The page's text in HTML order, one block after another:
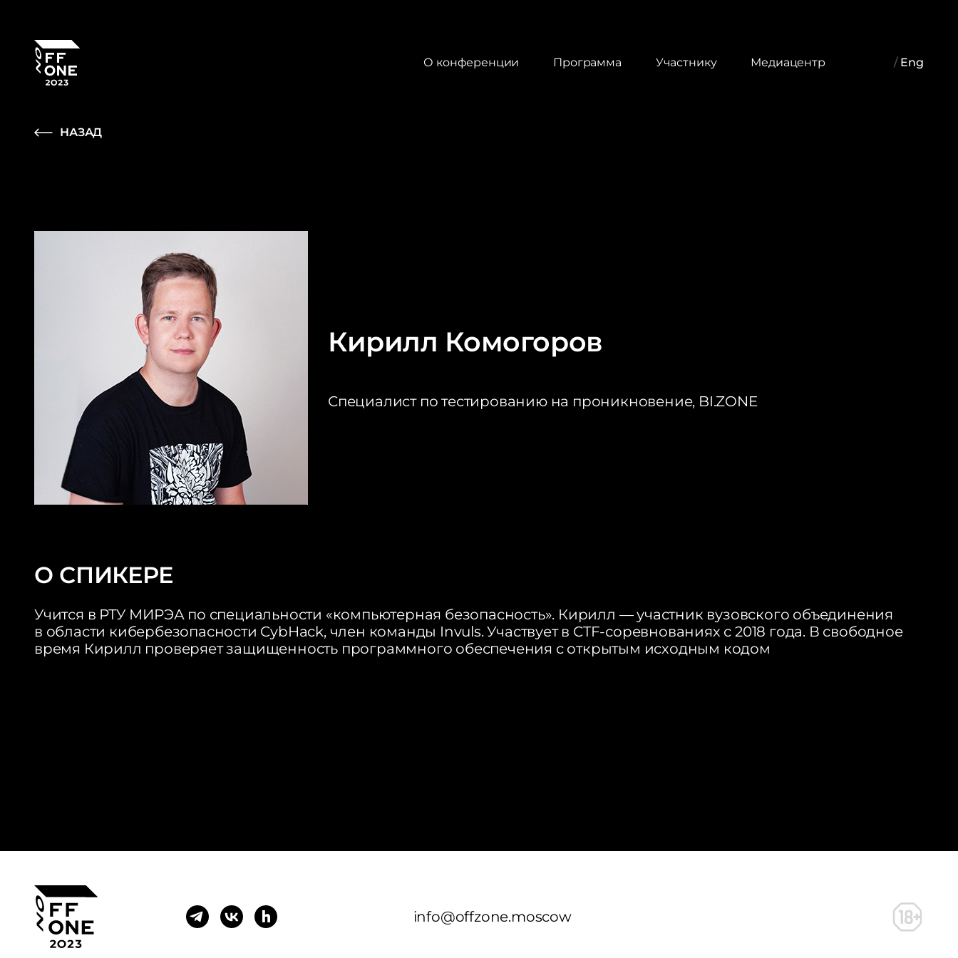
О конференции Программа Участнику Медиацентр /Eng
НАЗАД
Кирилл Комогоров
Специалист по тестированию на проникновение, BI.ZONE
О СПИКЕРЕ
Учится в РТУ МИРЭА по специальности «компьютерная безопасность». Кирилл — участник вузовского объединения
в области кибербезопасности CybHack, член команды Invuls. Участвует в CTF‑соревнованиях с 2018 года. В свободное
время Кирилл проверяет защищенность программного обеспечения с открытым исходным кодом
info@offzone.moscow